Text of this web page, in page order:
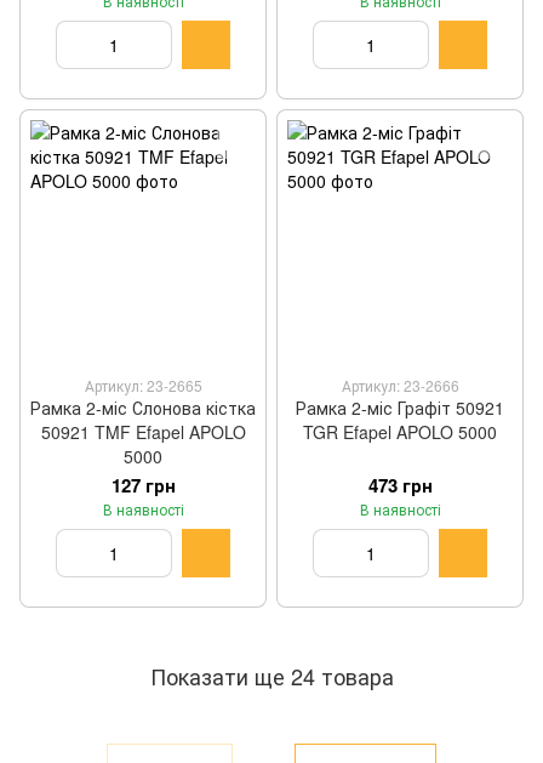
Артикул: 23-2665
Рамка 2-міс Слонова кістка
50921 TMF Efapel APOLO
5000
127 грн
В наявності
Артикул: 23-2666
Рамка 2-міс Графіт 50921
TGR Efapel APOLO 5000
473 грн
В наявності
Показати ще 24 товара